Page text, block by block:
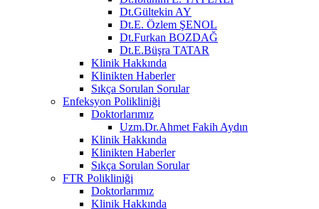
Dt.Gültekin AY
Dt.E. Özlem ŞENOL
Dt.Furkan BOZDAĞ
Dt.E.Büşra TATAR
Klinik Hakkında
Klinikten Haberler
Sıkça Sorulan Sorular
Enfeksyon Polikliniği
Doktorlarımız
Uzm.Dr.Ahmet Fakih Aydın
Klinik Hakkında
Klinikten Haberler
Sıkça Sorulan Sorular
FTR Polikliniği
Doktorlarımız
Klinik Hakkında